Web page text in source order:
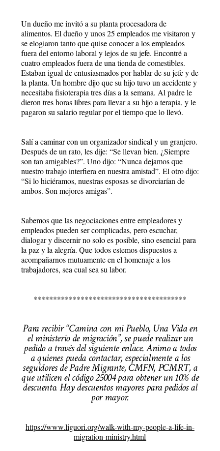
Un dueño me invitó a su planta procesadora de
alimentos. El dueño y unos 25 empleados me visitaron y
se elogiaron tanto que quise conocer a los empleados
fuera del entorno laboral y lejos de su jefe. Encontré a
cuatro empleados fuera de una tienda de comestibles.
Estaban igual de entusiasmados por hablar de su jefe y de
la planta. Un hombre dijo que su hijo tuvo un accidente y
necesitaba fisioterapia tres días a la semana. Al padre le
dieron tres horas libres para llevar a su hijo a terapia, y le
pagaron su salario regular por el tiempo que lo llevó.
Salí a caminar con un organizador sindical y un granjero.
Después de un rato, les dije: “Se llevan bien. ¿Siempre
son tan amigables?”. Uno dijo: “Nunca dejamos que
nuestro trabajo interfiera en nuestra amistad”. El otro dijo:
“Si lo hiciéramos, nuestras esposas se divorciarían de
ambos. Son mejores amigas”.
Sabemos que las negociaciones entre empleadores y
empleados pueden ser complicadas, pero escuchar,
dialogar y discernir no solo es posible, sino esencial para
la paz y la alegría. Que todos estemos dispuestos a
acompañarnos mutuamente en el homenaje a los
trabajadores, sea cual sea su labor.
***************************************
Para recibir “Camina con mi Pueblo, Una Vida en
el ministerio de migración”, se puede realizar un
pedido a través del siguiente enlace. Animo a todos
a quienes pueda contactar, especialmente a los
seguidores de Padre Migrante, CMFN, PCMRT, a
que utilicen el código 25004 para obtener un 10% de
descuento. Hay descuentos mayores para pedidos al
por mayor.
https://www.liguori.org/walk-with-my-people-a-life-in-
migration-ministry.html